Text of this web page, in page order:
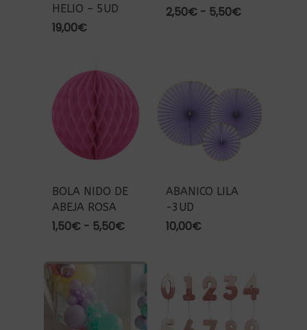
HELIO – 5UD
19,00€
2,50€ - 5,50€Rango
hasta
5,50€
BOLA NIDO DE
ABEJA ROSA
1,50€ - 5,50€Rango
desde
hasta
5,50€
ABANICO LILA
-3UD
10,00€